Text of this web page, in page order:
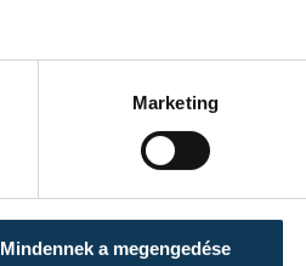
Marketing
Mindennek a megengedése